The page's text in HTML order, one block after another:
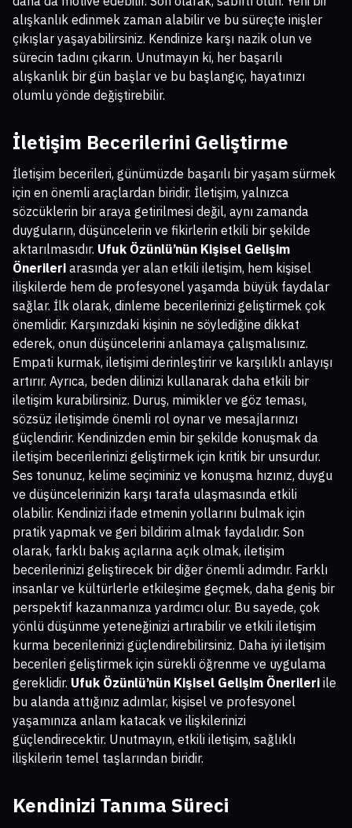
alışkanlık edinmek zaman alabilir ve bu süreçte inişler
çıkışlar yaşayabilirsiniz. Kendinize karşı nazik olun ve
sürecin tadını çıkarın. Unutmayın ki, her başarılı
alışkanlık bir gün başlar ve bu başlangıç, hayatınızı
olumlu yönde değiştirebilir.
İletişim Becerilerini Geliştirme
İletişim becerileri, günümüzde başarılı bir yaşam sürmek
için en önemli araçlardan biridir. İletişim, yalnızca
sözcüklerin bir araya getirilmesi değil, aynı zamanda
duyguların, düşüncelerin ve fikirlerin etkili bir şekilde
aktarılmasıdır. Ufuk Özünlü’nün Kişisel Gelişim
Önerileri arasında yer alan etkili iletişim, hem kişisel
ilişkilerde hem de profesyonel yaşamda büyük faydalar
sağlar. İlk olarak, dinleme becerilerinizi geliştirmek çok
önemlidir. Karşınızdaki kişinin ne söylediğine dikkat
ederek, onun düşüncelerini anlamaya çalışmalısınız.
Empati kurmak, iletişimi derinleştirir ve karşılıklı anlayışı
artırır. Ayrıca, beden dilinizi kullanarak daha etkili bir
iletişim kurabilirsiniz. Duruş, mimikler ve göz teması,
sözsüz iletişimde önemli rol oynar ve mesajlarınızı
güçlendirir. Kendinizden emin bir şekilde konuşmak da
iletişim becerilerinizi geliştirmek için kritik bir unsurdur.
Ses tonunuz, kelime seçiminiz ve konuşma hızınız, duygu
ve düşüncelerinizin karşı tarafa ulaşmasında etkili
olabilir. Kendinizi ifade etmenin yollarını bulmak için
pratik yapmak ve geri bildirim almak faydalıdır. Son
olarak, farklı bakış açılarına açık olmak, iletişim
becerilerinizi geliştirecek bir diğer önemli adımdır. Farklı
insanlar ve kültürlerle etkileşime geçmek, daha geniş bir
perspektif kazanmanıza yardımcı olur. Bu sayede, çok
yönlü düşünme yeteneğinizi artırabilir ve etkili iletişim
kurma becerilerinizi güçlendirebilirsiniz. Daha iyi iletişim
becerileri geliştirmek için sürekli öğrenme ve uygulama
gereklidir. Ufuk Özünlü’nün Kişisel Gelişim Önerileri ile
bu alanda attığınız adımlar, kişisel ve profesyonel
yaşamınıza anlam katacak ve ilişkilerinizi
güçlendirecektir. Unutmayın, etkili iletişim, sağlıklı
ilişkilerin temel taşlarından biridir.
Kendinizi Tanıma Süreci